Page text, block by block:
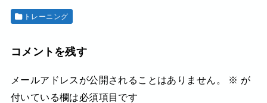
トレーニング
コメントを残す
メールアドレスが公開されることはありません。 ※ が
付いている欄は必須項目です